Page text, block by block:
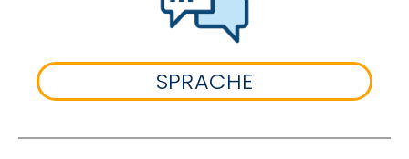
SPRACHE